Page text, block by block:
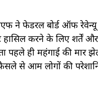
ने फेडरल बोर्ड ऑफ
हासिल करने के लिए शर्तें
पहले ही महंगाई की मार
से आम लोगों की